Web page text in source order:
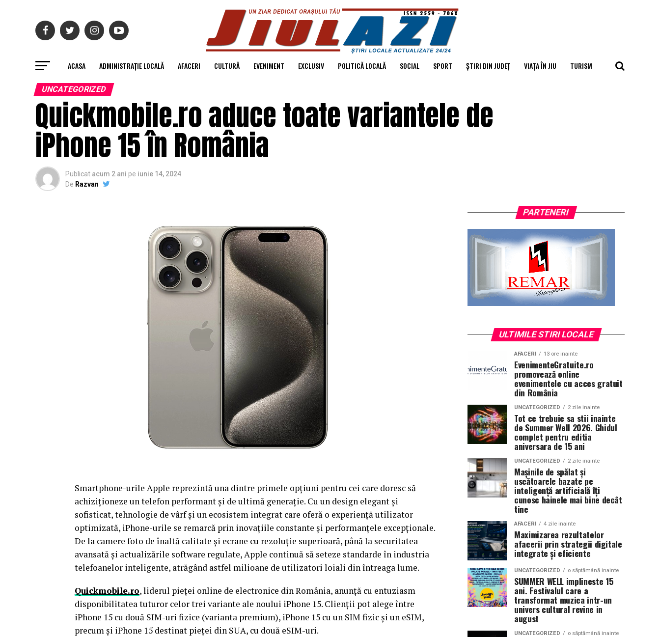
ACASA ADMINISTRAȚIE LOCALĂ AFACERI CULTURĂ EVENIMENT EXCLUSIV POLITICĂ LOCALĂ SOCIAL SPORT ȘTIRI DIN JUDEȚ VIAȚA ÎN JIU TURISM
UNCATEGORIZED
Quickmobile.ro aduce toate variantele de
iPhone 15 în România
Publicat acum 2 ani pe iunie 14, 2024
De Razvan
Smartphone-urile Apple reprezintă una dintre primele opțiuni pentru cei care doresc să
achiziționeze un telefon performant și de ultimă generație. Cu un design elegant și
sofisticat, tehnologie de vârf și un ecosistem integrat care oferă o experiență utilizator
optimizată, iPhone-urile se remarcă prin inovațiile constante și performanțele excepționale.
De la camere foto de înaltă calitate și ecrane cu rezoluție superioară, până la securitatea
avansată și actualizările software regulate, Apple continuă să seteze standarde în industria
telefoanelor inteligente, atrăgând astfel milioane de utilizatori loiali din întreaga lume.
Quickmobile.ro, liderul pieței online de electronice din România, anunță cu entuziasm
disponibilitatea tuturor celor trei variante ale noului iPhone 15. Clienții pot alege între
iPhone 15 cu două SIM-uri fizice (varianta premium), iPhone 15 cu un SIM fizic și un eSIM,
precum și iPhone 15 destinat pieței din SUA, cu două eSIM-uri.
PARTENERI
ULTIMILE STIRI LOCALE
AFACERI 13 ore inainte
EvenimenteGratuite.ro
promovează online
evenimentele cu acces gratuit
din România
UNCATEGORIZED 2 zile inainte
Tot ce trebuie sa stii inainte
de Summer Well 2026. Ghidul
complet pentru editia
aniversara de 15 ani
UNCATEGORIZED 2 zile inainte
Mașinile de spălat și
uscătoarele bazate pe
inteligență artificială îți
cunosc hainele mai bine decât
tine
AFACERI 4 zile inainte
Maximizarea rezultatelor
afacerii prin strategii digitale
integrate și eficiente
UNCATEGORIZED o săptămână inainte
SUMMER WELL implineste 15
ani. Festivalul care a
transformat muzica intr-un
univers cultural revine in
august
UNCATEGORIZED o săptămână inainte